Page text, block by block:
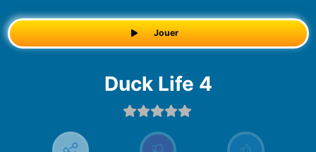
Jouer
Duck Life 4